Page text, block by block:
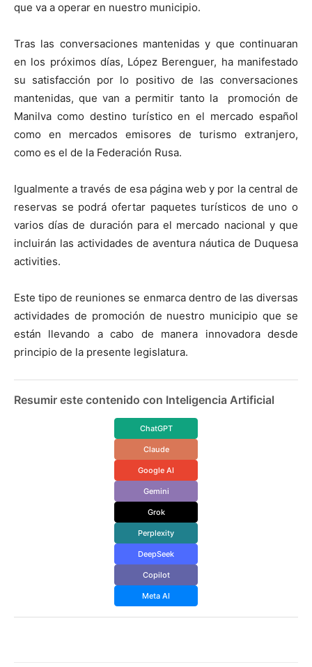
que va a operar en nuestro municipio.
Tras las conversaciones mantenidas y que continuaran
en los próximos días, López Berenguer, ha manifestado
su satisfacción por lo positivo de las conversaciones
mantenidas, que van a permitir tanto la promoción de
Manilva como destino turístico en el mercado español
como en mercados emisores de turismo extranjero,
como es el de la Federación Rusa.
Igualmente a través de esa página web y por la central de
reservas se podrá ofertar paquetes turísticos de uno o
varios días de duración para el mercado nacional y que
incluirán las actividades de aventura náutica de Duquesa
activities.
Este tipo de reuniones se enmarca dentro de las diversas
actividades de promoción de nuestro municipio que se
están llevando a cabo de manera innovadora desde
principio de la presente legislatura.
Resumir este contenido con Inteligencia Artificial
ChatGPT
Claude
Google AI
Gemini
Grok
Perplexity
DeepSeek
Copilot
Meta AI